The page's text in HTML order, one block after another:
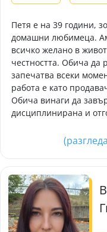
Петя е на 39 години,
домашни любимеца.
всичко желано в
честността. Обича да
запечатва всеки
работа е като
Обича винаги да
дисциплинирана и